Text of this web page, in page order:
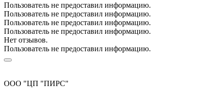
Пользователь не предоставил информацию.
Пользователь не предоставил информацию.
Пользователь не предоставил информацию.
Пользователь не предоставил информацию.
Нет отзывов.
Пользователь не предоставил информацию.
ООО "ЦП "ПИРС"